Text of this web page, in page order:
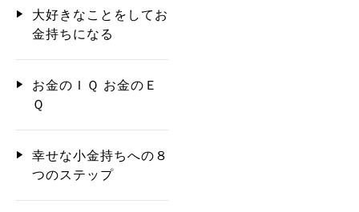
大好きなことをしてお
金持ちになる
お金のＩＱ お金のＥ
Ｑ
幸せな小金持ちへの８
つのステップ